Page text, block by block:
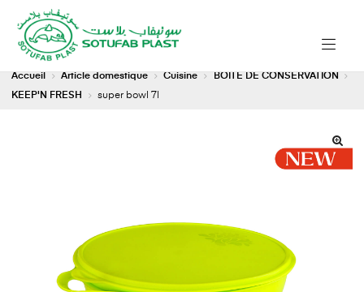
Accueil Article domestique Cuisine
BOITE DE CONSERVATION
KEEP'N FRESH
super bowl 7l
🔍